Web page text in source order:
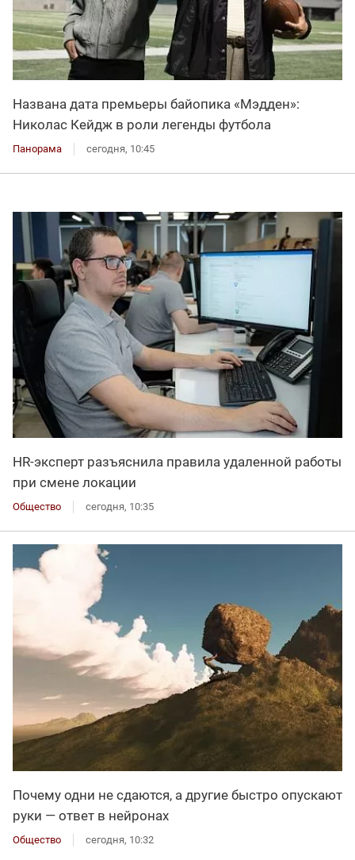
Названа дата премьеры байопика «Мэдден»:
Николас Кейдж в роли легенды футбола
Панорама сегодня, 10:45
HR-эксперт разъяснила правила удаленной работы
при смене локации
Общество сегодня, 10:35
Почему одни не сдаются, а другие быстро опускают
руки — ответ в нейронах
Общество сегодня, 10:32